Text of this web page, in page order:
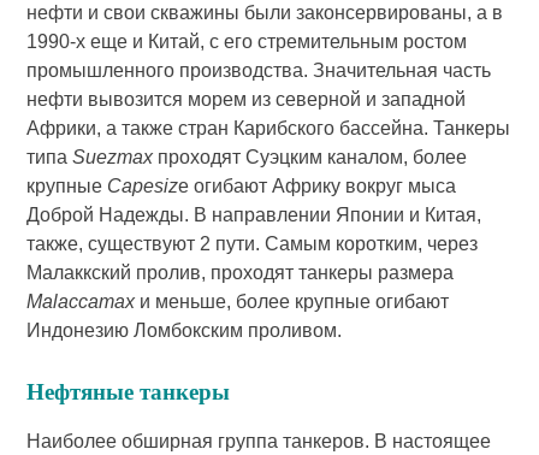
нефти и свои скважины были законсервированы, а в
1990-х еще и Китай, с его стремительным ростом
промышленного производства. Значительная часть
нефти вывозится морем из северной и западной
Африки, а также стран Карибского бассейна. Танкеры
типаSuezmaxпроходят Суэцким каналом, более
крупные Capesize огибают Африку вокруг мыса
Доброй Надежды. В направлении Японии и Китая,
также, существуют 2 пути. Самым коротким, через
Малаккский пролив, проходят танкеры размера
Malaccamaxи меньше, более крупные огибают
Индонезию Ломбокским проливом.
Нефтяные танкеры
Наиболее обширная группа танкеров. В настоящее